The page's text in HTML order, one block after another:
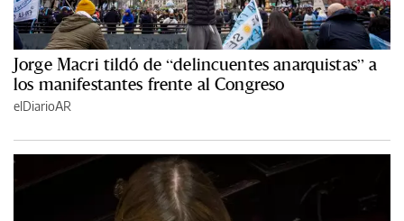
Jorge Macri tildó de “delincuentes anarquistas” a
los manifestantes frente al Congreso
elDiarioAR